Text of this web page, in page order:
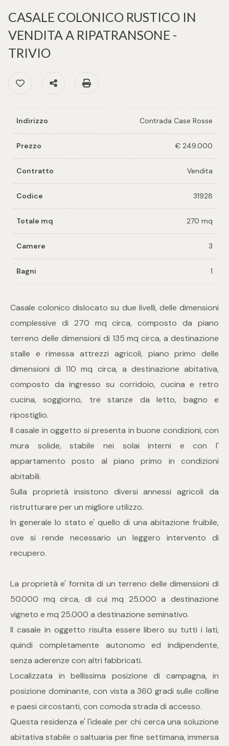
CASALE COLONICO RUSTICO IN
VENDITA A RIPATRANSONE -
TRIVIO
Preferiti: Cod. 31928
Condividi
Indirizzo Contrada Case Rosse
Prezzo € 249.000
Contratto Vendita
Codice 31928
Totale mq 270 mq
Camere 3
Bagni 1
Casale colonico dislocato su due livelli, delle dimensioni
complessive di 270 mq circa, composto da piano
terreno delle dimensioni di 135 mq circa, a destinazione
stalle e rimessa attrezzi agricoli, piano primo delle
dimensioni di 110 mq circa, a destinazione abitativa,
composto da ingresso su corridoio, cucina e retro
cucina, soggiorno, tre stanze da letto, bagno e
ripostiglio.
Il casale in oggetto si presenta in buone condizioni, con
mura solide, stabile nei solai interni e con l'
appartamento posto al piano primo in condizioni
abitabili.
Sulla proprietà insistono diversi annessi agricoli da
ristrutturare per un migliore utilizzo.
In generale lo stato e' quello di una abitazione fruibile,
ove si rende necessario un leggero intervento di
recupero.
La proprietà e' fornita di un terreno delle dimensioni di
50.000 mq circa, di cui mq 25.000 a destinazione
vigneto e mq 25.000 a destinazione seminativo.
Il casale in oggetto risulta essere libero su tutti i lati,
quindi completamente autonomo ed indipendente,
senza aderenze con altri fabbricati.
Localizzata in bellissima posizione di campagna, in
posizione dominante, con vista a 360 gradi sulle colline
e paesi circostanti, con comoda strada di accesso.
Questa residenza e' l'ideale per chi cerca una soluzione
abitativa stabile o saltuaria per fine settimana, immersa
Richiedi
un
tuo
Provincia
Comune
Tipologia
multiscelta
Qualsiasi
Residenziali
Prezzo
Totale
mq
Locali
Qualsiasi
1
2
3
4
5